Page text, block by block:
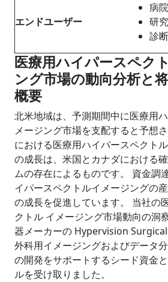
エンドユーザー
病院
研
診
医療用ハイパースペク
ング市場の動向分析と
概要
北米地域は、予測期間中に医療用
メージング市場を支配すると予想
における医療用ハイパースペクト
の成長は、米国とカナダにおける
ムの存在によるものです。 資金調
イパースペクトルイメージングの
の成長を促進しています。 当社の
クトル イメージング市場動向の洞
器メーカーの Hypervision
外科用イメージングおよびデータ
の開発をサポートするシード資金
ルを受け取りました。